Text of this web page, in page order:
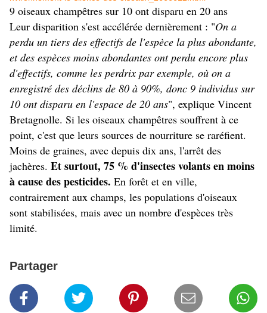
9 oiseaux champêtres sur 10 ont disparu en 20 ans
Leur disparition s'est accélérée dernièrement : "On a
perdu un tiers des effectifs de l'espèce la plus abondante,
et des espèces moins abondantes ont perdu encore plus
d'effectifs, comme les perdrix par exemple, où on a
enregistré des déclins de 80 à 90%, donc 9 individus sur
10 ont disparu en l'espace de 20 ans", explique Vincent
Bretagnolle. Si les oiseaux champêtres souffrent à ce
point, c'est que leurs sources de nourriture se raréfient.
Moins de graines, avec depuis dix ans, l'arrêt des
jachères. Et surtout, 75 % d'insectes volants en moins
à cause des pesticides. En forêt et en ville,
contrairement aux champs, les populations d'oiseaux
sont stabilisées, mais avec un nombre d'espèces très
limité.
Partager